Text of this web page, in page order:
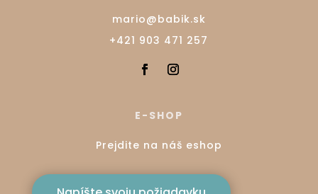
mario@babik.sk
+421 903 471 257
E-SHOP
Prejdite na náš eshop